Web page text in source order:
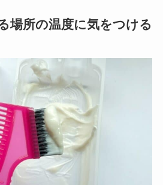
場所の温度に気をつける